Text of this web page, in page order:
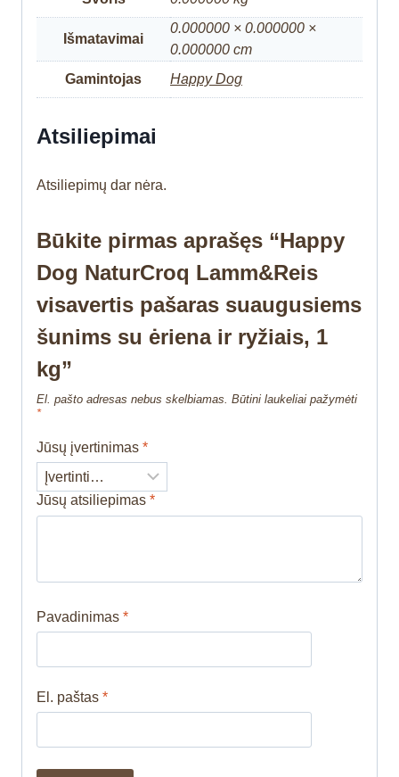
Išmatavimai
0.000000 × 0.000000 ×
0.000000 cm
Gamintojas
Happy Dog
Atsiliepimai
Atsiliepimų dar nėra.
Būkite pirmas aprašęs “Happy
Dog NaturCroq Lamm&Reis
visavertis pašaras suaugusiems
šunims su ėriena ir ryžiais, 1
kg”
El. pašto adresas nebus skelbiamas. Būtini laukeliai pažymėti
*
Jūsų įvertinimas *
Jūsų atsiliepimas *
Pavadinimas *
El. paštas *